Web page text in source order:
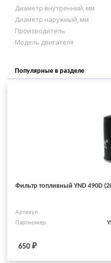
Диаметр внутренний, мм
Диаметр наружный, мм
Производитель
Модель двигателя
Популярные в разделе
Фильтр топливный YND 490D
Артикул
Партномер
650 ₽